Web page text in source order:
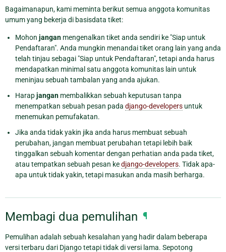
Bagaimanapun, kami meminta berikut semua anggota komunitas
umum yang bekerja di basisdata tiket:
Mohon jangan mengenalkan tiket anda sendiri ke "Siap untuk
Pendaftaran". Anda mungkin menandai tiket orang lain yang anda
telah tinjau sebagai "Siap untuk Pendaftaran", tetapi anda harus
mendapatkan minimal satu anggota komunitas lain untuk
meninjau sebuah tambalan yang anda ajukan.
Harapjangan membalikkan sebuah keputusan tanpa
menempatkan sebuah pesan pada django-developers untuk
menemukan pemufakatan.
Jika anda tidak yakin jika anda harus membuat sebuah
perubahan, jangan membuat perubahan tetapi lebih baik
tinggalkan sebuah komentar dengan perhatian anda pada tiket,
atau tempatkan sebuah pesan kedjango-developers. Tidak apa-
apa untuk tidak yakin, tetapi masukan anda masih berharga.
Membagi dua pemulihan ¶
Pemulihan adalah sebuah kesalahan yang hadir dalam beberapa
versi terbaru dari Django tetapi tidak di versi lama. Sepotong